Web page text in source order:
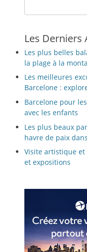
Les Derniers
Les plus belles
la plage à la
Les meilleures
Barcelone :
Barcelone pour
avec les enfants
Les plus beaux
havre de paix
Visite artistique et
et expositions